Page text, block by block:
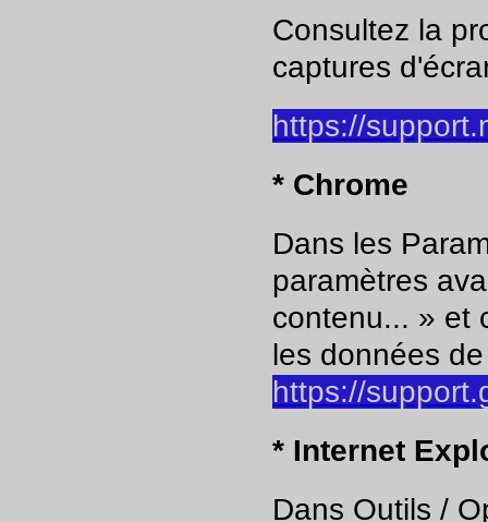
Consultez la
captures
https://
* Chrome
Dans les
paramètres
contenu... » et
les données
https://
* Internet
Dans Outils /